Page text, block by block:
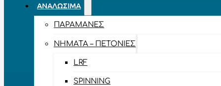
ΑΝΑΛΏΣΙΜΑ
ΠΑΡΑΜΆΝΕΣ
ΝΉΜΑΤΑ – ΠΕΤΟΝΙΈΣ
LRF
SPINNING